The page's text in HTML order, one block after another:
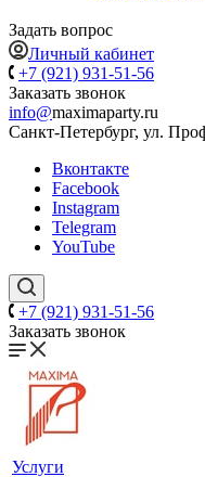
Задать вопрос
Личный кабинет
+7 (921) 931-51-56
Заказать звонок
info@maximaparty.ru
Санкт-Петербург, ул.
Вконтакте
Facebook
Instagram
Telegram
YouTube
+7 (921) 931-51-56
Заказать звонок
Услуги